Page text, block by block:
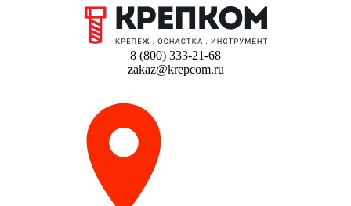
8 (800) 333-21-68
zakaz@krepcom.ru